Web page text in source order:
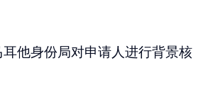
他身份局对申请人进行背景核